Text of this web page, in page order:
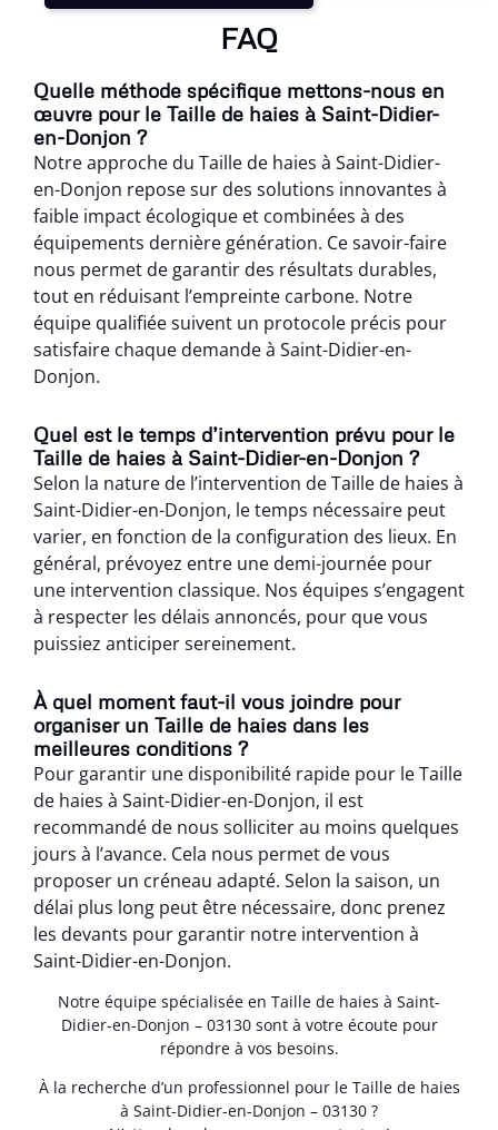
FAQ
Quelle méthode spécifique mettons-nous en
œuvre pour le Taille de haies à Saint-Didier-
en-Donjon ?
Notre approche du Taille de haies à Saint-Didier-
en-Donjon repose sur des solutions innovantes à
faible impact écologique et combinées à des
équipements dernière génération. Ce savoir-faire
nous permet de garantir des résultats durables,
tout en réduisant l’empreinte carbone. Notre
équipe qualifiée suivent un protocole précis pour
satisfaire chaque demande à Saint-Didier-en-
Donjon.
Quel est le temps d’intervention prévu pour le
Taille de haies à Saint-Didier-en-Donjon ?
Selon la nature de l’intervention de Taille de haies à
Saint-Didier-en-Donjon, le temps nécessaire peut
varier, en fonction de la configuration des lieux. En
général, prévoyez entre une demi-journée pour
une intervention classique. Nos équipes s’engagent
à respecter les délais annoncés, pour que vous
puissiez anticiper sereinement.
À quel moment faut-il vous joindre pour
organiser un Taille de haies dans les
meilleures conditions ?
Pour garantir une disponibilité rapide pour le Taille
de haies à Saint-Didier-en-Donjon, il est
recommandé de nous solliciter au moins quelques
jours à l’avance. Cela nous permet de vous
proposer un créneau adapté. Selon la saison, un
délai plus long peut être nécessaire, donc prenez
les devants pour garantir notre intervention à
Saint-Didier-en-Donjon.
Notre équipe spécialisée en Taille de haies à Saint-
Didier-en-Donjon – 03130 sont à votre écoute pour
répondre à vos besoins.
À la recherche d’un professionnel pour le Taille de haies
à Saint-Didier-en-Donjon – 03130 ?